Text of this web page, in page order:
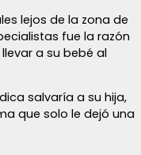
lejos de la zona de
fue la razón
a su bebé al
salvaría a su hija,
que solo le dejó una